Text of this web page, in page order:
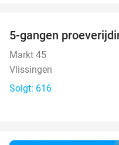
5-gangen
Markt 45
Vlissingen
Solgt: 616